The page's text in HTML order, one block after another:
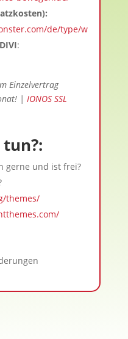
de/type/w
DIVI:
Einzelvertrag
| IONOS SSL
gerne und ist frei?
themes/